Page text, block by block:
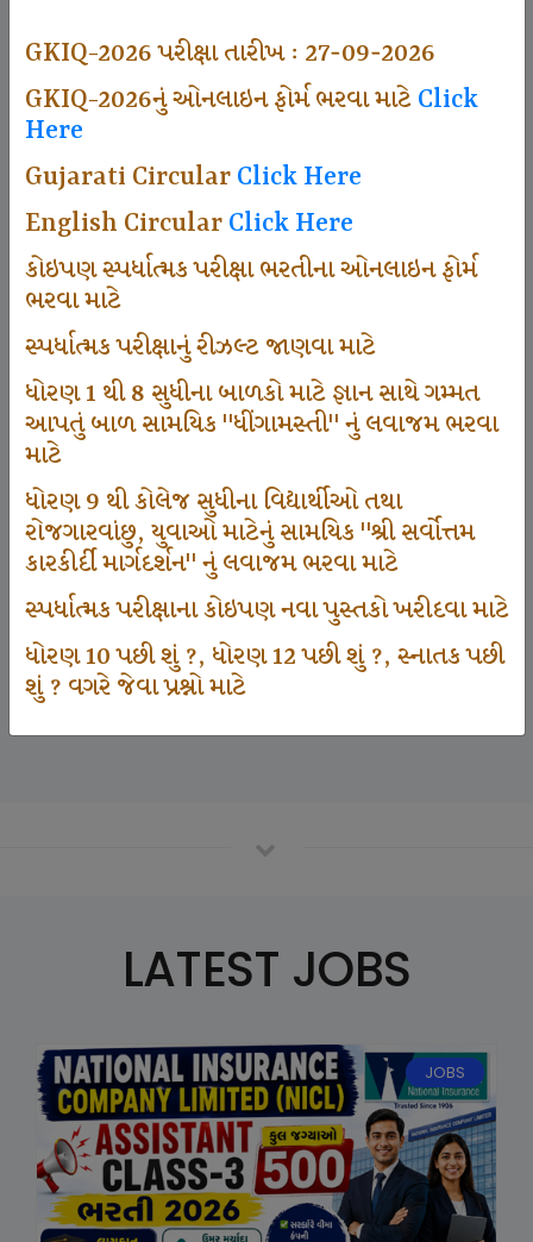
GKIQ-2026 પરીક્ષા તારીખ : 27-09-2026
GKIQ-2026નું ઓનલાઇન ફોર્મ ભરવા માટેClick
Here
Gujarati CircularClick Here
English CircularClick Here
કોઇપણ સ્પર્ધાત્મક પરીક્ષા ભરતીના ઓનલાઇન ફોર્મ
ભરવા માટે
સ્પર્ધાત્મક પરીક્ષાનું રીઝલ્ટ જાણવા માટે
ધોરણ 1 થી 8 સુધીના બાળકો માટે જ્ઞાન સાથે ગમ્મત
આપતું બાળ સામયિક "ધીંગામસ્તી" નું લવાજમ ભરવા
માટે
ધોરણ 9 થી કોલેજ સુધીના વિદ્યાર્થીઓ તથા
રોજગારવાંછુ, યુવાઓ માટેનું સામયિક "શ્રી સર્વોત્તમ
કારકીર્દી માર્ગદર્શન" નું લવાજમ ભરવા માટે
સ્પર્ધાત્મક પરીક્ષાના કોઇપણ નવા પુસ્તકો ખરીદવા માટે
ધોરણ 10 પછી શું ?, ધોરણ 12 પછી શું ?, સ્નાતક પછી
શું ? વગરે જેવા પ્રશ્નો માટે
494
665
Sarvottam Karkirdi Subscripton
1000
Participate School In GKIQ
125000
LATEST JOBS
JOBS